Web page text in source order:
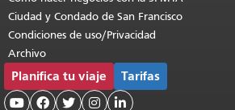
Ciudad y Condado de San Francisco
Condiciones de uso/Privacidad
Archivo
Planifica tu viaje Tarifas
    